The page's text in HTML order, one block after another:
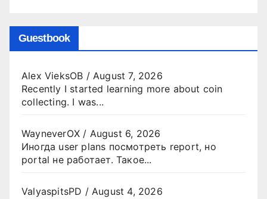
Guestbook
Alex VieksOB /August 7, 2026
Recently I started learning more about coin
collecting. I was...
WayneverOX / August 6, 2026
Иногда user plans посмотреть report, но
portal не работает. Такое...
ValyaspitsPD /August 4, 2026